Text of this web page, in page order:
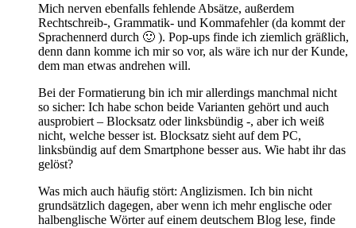
Mich nerven ebenfalls fehlende Absätze, außerdem
Rechtschreib-, Grammatik- und Kommafehler (da kommt der
Sprachennerd durch 🙂 ). Pop-ups finde ich ziemlich gräßlich,
denn dann komme ich mir so vor, als wäre ich nur der Kunde,
dem man etwas andrehen will.
Bei der Formatierung bin ich mir allerdings manchmal nicht
so sicher: Ich habe schon beide Varianten gehört und auch
ausprobiert – Blocksatz oder linksbündig -, aber ich weiß
nicht, welche besser ist. Blocksatz sieht auf dem PC,
linksbündig auf dem Smartphone besser aus. Wie habt ihr das
gelöst?
Was mich auch häufig stört: Anglizismen. Ich bin nicht
grundsätzlich dagegen, aber wenn ich mehr englische oder
halbenglische Wörter auf einem deutschem Blog lese, finde